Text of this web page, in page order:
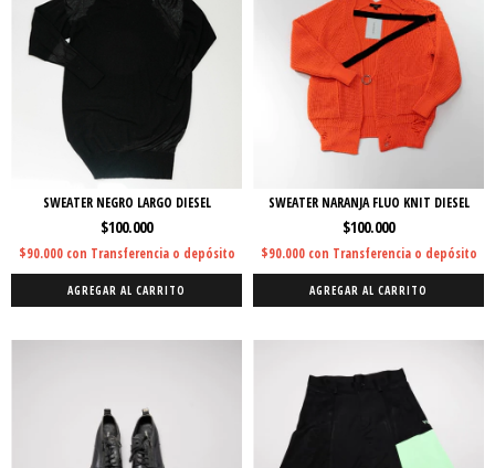
SWEATER NEGRO LARGO DIESEL
$100.000
$90.000 con Transferencia o depósito
AGREGAR AL CARRITO
SWEATER NARANJA FLUO KNIT DIESEL
$100.000
$90.000 con Transferencia o depósito
AGREGAR AL CARRITO